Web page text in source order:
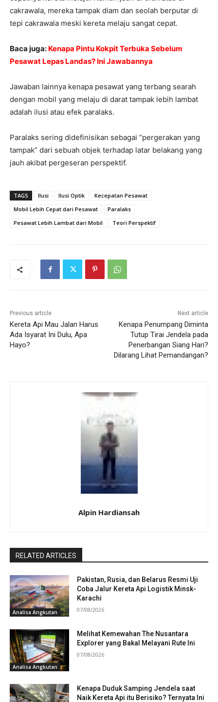
cakrawala, mereka tampak diam dan seolah berputar di
tepi cakrawala meski kereta melaju sangat cepat.
Baca juga: Kenapa Pintu Kokpit Terbuka Sebelum
Pesawat Lepas Landas? Ini Jawabannya
Jawaban lainnya kenapa pesawat yang terbang searah
dengan mobil yang melaju di darat tampak lebih lambat
adalah ilusi atau efek paralaks.
Paralaks sering didefinisikan sebagai “pergerakan yang
tampak” dari sebuah objek terhadap latar belakang yang
jauh akibat pergeseran perspektif.
TAGS Ilusi Ilusi Optik
Kecepatan Pesawat
Mobil Lebih Cepat dari Pesawat
Paralaks
Pesawat Lebih Lambat dari Mobil
Teori Perspektif
Previous article
Kereta Api Mau Jalan Harus
Ada Isyarat Ini Dulu, Apa
Hayo?
Next article
Kenapa Penumpang Diminta
Tutup Tirai Jendela pada
Penerbangan Siang Hari?
Dilarang Lihat Pemandangan?
Alpin Hardiansah
RELATED ARTICLES
Analisa Angkutan
Pakistan, Rusia, dan Belarus Resmi Uji
Coba Jalur Kereta Api Logistik Minsk-
Karachi
07/08/2026
Analisa Angkutan
Melihat Kemewahan The Nusantara
Explorer yang Bakal Melayani Rute Ini
07/08/2026
Kenapa Duduk Samping Jendela saat
Naik Kereta Api itu Berisiko? Ternyata Ini